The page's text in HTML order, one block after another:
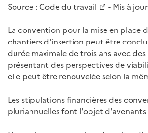
Source : Code du travail - Mis à
La convention pour la mise en place
chantiers d'insertion peut être
durée maximale de trois ans avec des
présentant des perspectives de
elle peut être renouvelée selon la
Les stipulations financières des
pluriannuelles font l'objet d'avenants